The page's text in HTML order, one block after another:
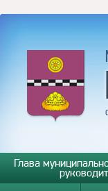
Глава